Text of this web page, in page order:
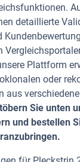
detaillierte
Plattform
oder
aus
Sie unten
und bestellen